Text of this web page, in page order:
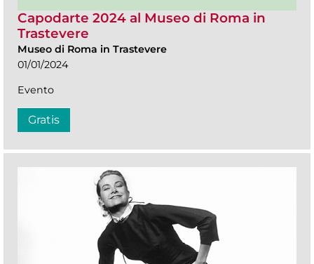
Capodarte 2024 al Museo di Roma in
Trastevere
Museo di Roma in Trastevere
01/01/2024
Evento
Gratis